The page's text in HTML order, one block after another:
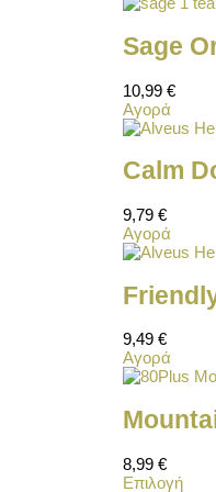
Sage
10,99 €
Αγορά
Calm
9,79 €
Αγορά
9,49 €
Αγορά
8,99 €
Επιλογή